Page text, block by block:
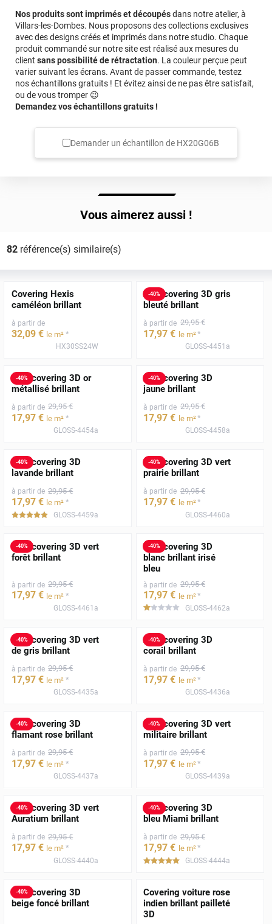
Nos produits sont imprimés et découpésdans notre atelier, à
Villars-les-Dombes. Nous proposons des collections exclusives
avec des designs créés et imprimés dans notre studio. Chaque
produit commandé sur notre site est réalisé aux mesures du
client sans possibilité de rétractation. La couleur perçue peut
varier suivant les écrans. Avant de passer commande, testez
nos échantillons gratuits ! Et évitez ainsi de ne pas être satisfait,
ou de vous tromper 😉
Demandez vos échantillons gratuits !
Demander un échantillon de HX20G06B
Vous aimerez aussi !
82référence(s) similaire(s)
Covering Hexis
caméléon brillant
à partir de
32,09 € le m² *
HX30SS24W
-40%
Film covering 3D gris
bleuté brillant
à partir de 29,95 €
17,97 € le m²*
GLOSS-4451a
-40%
Film covering 3D or
métallisé brillant
à partir de 29,95 €
17,97 € le m² *
GLOSS-4454a
-40%
Film covering 3D
jaune brillant
à partir de 29,95 €
17,97 € le m²*
GLOSS-4458a
-40%
Film covering 3D
lavande brillant
à partir de 29,95 €
17,97 € le m² *
*****
GLOSS-4459a
-40%
Film covering 3D vert
prairie brillant
à partir de 29,95 €
17,97 € le m²*
GLOSS-4460a
-40%
Film covering 3D vert
forêt brillant
à partir de 29,95 €
17,97 € le m² *
GLOSS-4461a
-40%
Film covering 3D
blanc brillant irisé
bleu
à partir de 29,95 €
17,97 € le m²*
***** GLOSS-4462a
-40%
Film covering 3D vert
de gris brillant
à partir de 29,95 €
17,97 € le m² *
GLOSS-4435a
-40%
Film covering 3D
corail brillant
à partir de 29,95 €
17,97 € le m²*
GLOSS-4436a
-40%
Film covering 3D
flamant rose brillant
à partir de 29,95 €
17,97 € le m² *
GLOSS-4437a
-40%
Film covering 3D vert
militaire brillant
à partir de 29,95 €
17,97 € le m²*
GLOSS-4439a
-40%
Film covering 3D vert
Auratium brillant
à partir de 29,95 €
17,97 € le m² *
GLOSS-4440a
-40%
Film covering 3D
bleu Miami brillant
à partir de 29,95 €
17,97 € le m²*
*****
GLOSS-4444a
-40%
Film covering 3D
beige foncé brillant
Covering voiture rose
indien brillant pailleté
3D